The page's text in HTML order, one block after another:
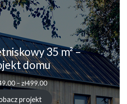
35 m² –
domu
– zł499.00
projekt